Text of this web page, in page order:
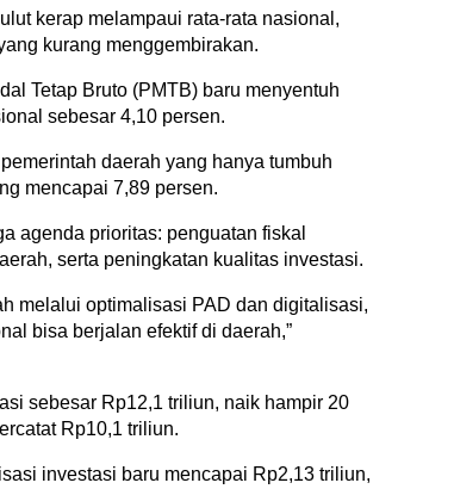
kerap melampaui rata-rata nasional,
kurang menggembirakan.
Tetap Bruto (PMTB) baru menyentuh
sebesar 4,10 persen.
daerah yang hanya tumbuh
mencapai 7,89 persen.
agenda prioritas: penguatan fiskal
serta peningkatan kualitas investasi.
melalui optimalisasi PAD dan digitalisasi,
bisa berjalan efektif di daerah,”
sebesar Rp12,1 triliun, naik hampir 20
Rp10,1 triliun.
investasi baru mencapai Rp2,13 triliun,